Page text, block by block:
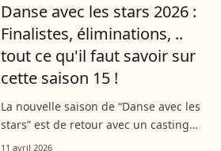
Danse avec les stars 2026 :
Finalistes, éliminations, ..
tout ce qu'il faut savoir sur
cette saison 15 !
La nouvelle saison de “Danse avec les
stars” est de retour avec un casting
exceptionnel. Parmi les personnalités, il
11 avril 2026